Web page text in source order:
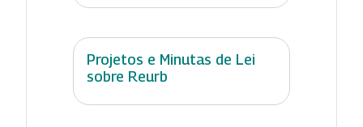
Projetos e Minutas de Lei
sobre Reurb